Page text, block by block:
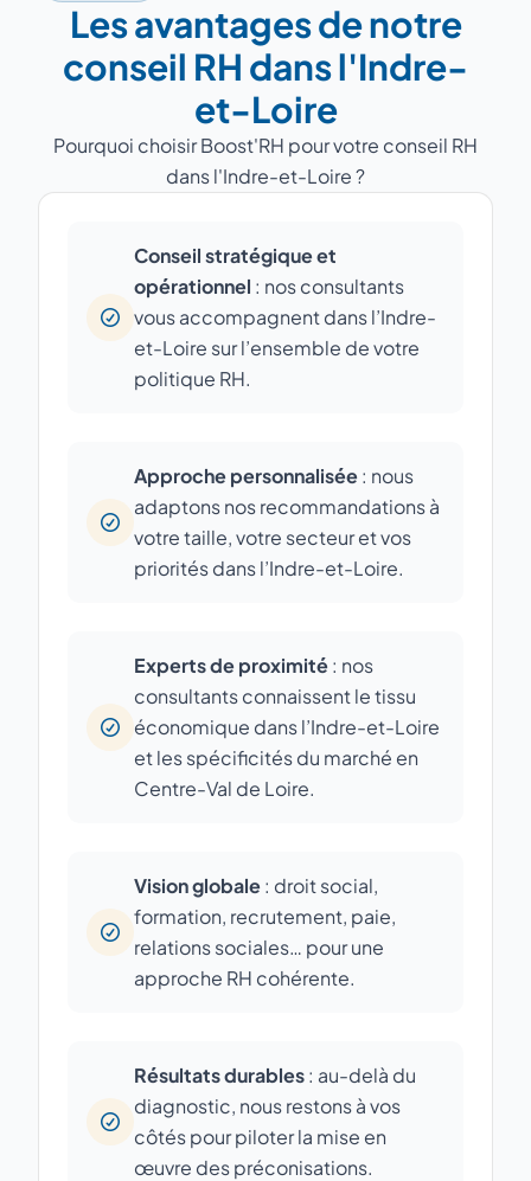
Les avantages de notre
conseil RH dans l'Indre-
et-Loire
Pourquoi choisir Boost'RH pour votre conseil RH
dans l'Indre-et-Loire ?
Conseil stratégique et
opérationnel : nos consultants
vous accompagnent dans l’Indre-
et-Loire sur l’ensemble de votre
politique RH.
Approche personnalisée: nous
adaptons nos recommandations à
votre taille, votre secteur et vos
priorités dans l’Indre-et-Loire.
Experts de proximité: nos
consultants connaissent le tissu
économique dans l’Indre-et-Loire
et les spécificités du marché en
Centre-Val de Loire.
Vision globale: droit social,
formation, recrutement, paie,
relations sociales… pour une
approche RH cohérente.
Résultats durables: au-delà du
diagnostic, nous restons à vos
côtés pour piloter la mise en
œuvre des préconisations.